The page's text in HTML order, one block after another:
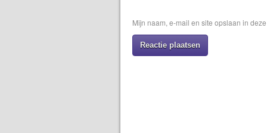
Mijn naam, e-mail en site opslaan in